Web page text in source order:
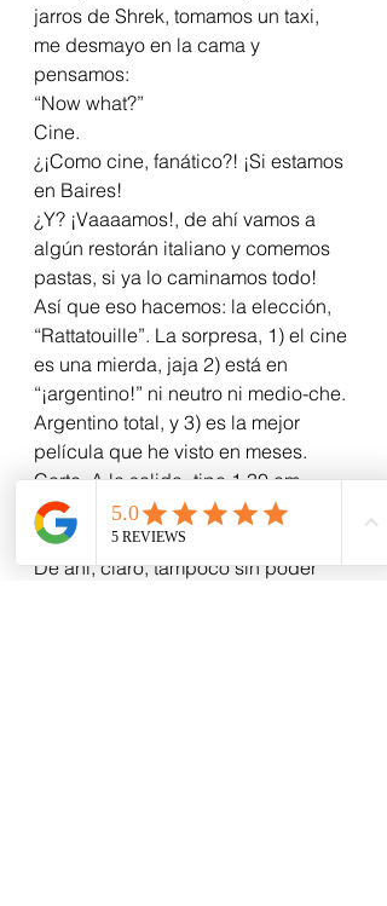
jarros de Shrek, tomamos un taxi,
me desmayo en la cama y
pensamos:
“Now what?”
Cine.
¿¡Como cine, fanático?! ¡Si estamos
en Baires!
¿Y? ¡Vaaaamos!, de ahí vamos a
algún restorán italiano y comemos
pastas, si ya lo caminamos todo!
Así que eso hacemos: la elección,
“Rattatouille”. La sorpresa, 1) el cine
es una mierda, jaja 2) está en
“¡argentino!” ni neutro ni medio-che.
Argentino total, y 3) es la mejor
película que he visto en meses.
Corte. A la salida -tipo 1.30 am-,
todo lleno. Y yo sin poder creer la
vida de la ciudad.
De ahi, claro, tampoco sin poder